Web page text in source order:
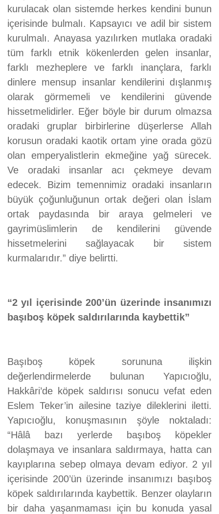
kurulacak olan sistemde herkes kendini bunun
içerisinde bulmalı. Kapsayıcı ve adil bir sistem
kurulmalı. Anayasa yazılırken mutlaka oradaki
tüm farklı etnik kökenlerden gelen insanlar,
farklı mezheplere ve farklı inançlara, farklı
dinlere mensup insanlar kendilerini dışlanmış
olarak görmemeli ve kendilerini güvende
hissetmelidirler. Eğer böyle bir durum olmazsa
oradaki gruplar birbirlerine düşerlerse Allah
korusun oradaki kaotik ortam yine orada gözü
olan emperyalistlerin ekmeğine yağ sürecek.
Ve oradaki insanlar acı çekmeye devam
edecek. Bizim temennimiz oradaki insanların
büyük çoğunluğunun ortak değeri olan İslam
ortak paydasında bir araya gelmeleri ve
gayrimüslimlerin de kendilerini güvende
hissetmelerini sağlayacak bir sistem
kurmalarıdır.” diye belirtti.
“2 yıl içerisinde 200’ün üzerinde insanımızı
başıboş köpek saldırılarında kaybettik”
Başıboş köpek sorununa ilişkin
değerlendirmelerde bulunan Yapıcıoğlu,
Hakkâri’de köpek saldırısı sonucu vefat eden
Eslem Teker’in ailesine taziye dileklerini iletti.
Yapıcıoğlu, konuşmasının şöyle noktaladı:
“Hâlâ bazı yerlerde başıboş köpekler
dolaşmaya ve insanlara saldırmaya, hatta can
kayıplarına sebep olmaya devam ediyor. 2 yıl
içerisinde 200’ün üzerinde insanımızı başıboş
köpek saldırılarında kaybettik. Benzer olayların
bir daha yaşanmaması için bu konuda yasal